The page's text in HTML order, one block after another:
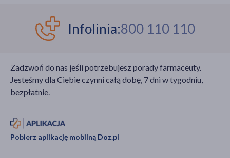
czynienia z jednym z
bardziej wymagających
Substancja ta od lat
znajduje
czy immunologii –
szczególnie jako
Infolinia:800 110 110
Zadzwoń do nas jeśli potrzebujesz porady farmaceuty.
Jesteśmy dla Ciebie czynni całą dobę, 7 dni w tygodniu,
bezpłatnie.
Pobierz aplikację mobilną Doz.pl